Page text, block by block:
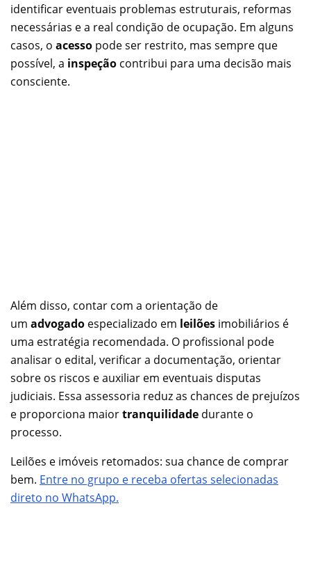
identificar eventuais problemas estruturais, reformas
necessárias e a real condição de ocupação. Em alguns
casos, o acesso pode ser restrito, mas sempre que
possível, a inspeção contribui para uma decisão mais
consciente.
Além disso, contar com a orientação de
um advogado especializado em leilões imobiliários é
uma estratégia recomendada. O profissional pode
analisar o edital, verificar a documentação, orientar
sobre os riscos e auxiliar em eventuais disputas
judiciais. Essa assessoria reduz as chances de prejuízos
e proporciona maiortranquilidade durante o
processo.
Leilões e imóveis retomados: sua chance de comprar
bem. Entre no grupo e receba ofertas selecionadas
direto no WhatsApp.